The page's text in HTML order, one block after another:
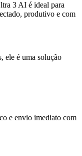
3 AI é ideal para
produtivo e com
ele é uma solução
e envio imediato com